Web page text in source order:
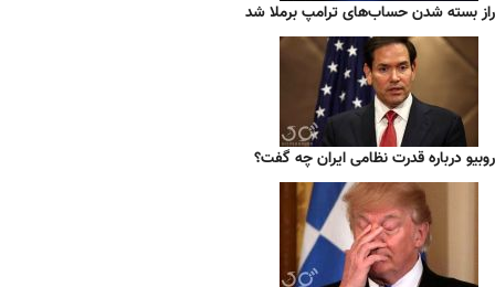
راز بسته شدن حساب‌های ترامپ برملا شد
روبیو درباره قدرت نظامی ایران چه گفت؟